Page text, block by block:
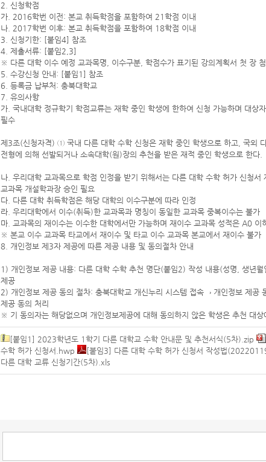
2. 신청학점
가. 2016학번 이전: 본교 취득학점을 포함하여 21학점 이내
나. 2017학번 이후: 본교 취득학점을 포함하여 18학점 이내
3. 신청기한: [붙임4] 참조
4. 제출서류: [붙임2,3]
※ 다른 대학 이수 예정 교과목명, 이수구분, 학점수가 표기된 강의계획서 첫 장
5. 수강신청 안내: [붙임1] 참조
6. 등록금 납부처: 충북대학교
7. 유의사항
가. 국내대학 정규학기 학점교류는 재학 중인 학생에 한하여 신청 가능하며 대상
필수
제3조(신청자격) ① 국내 다른 대학 수학 신청은 재학 중인 학생으로 하고, 국외
전형에 의해 선발되거나 소속대학(원)장의 추천을 받은 재적 중인 학생으로 한다.
나. 우리대학 교과목으로 학점 인정을 받기 위해서는 다른 대학 수학 허가 신청서
교과목 개설학과장 승인 필요
다. 다른 대학 취득학점은 해당 대학의 이수구분에 따라 인정
라. 우리대학에서 이수(취득)한 교과목과 명칭이 동일한 교과목 중복이수는 불가
마. 교과목의 재이수는 이수한 대학에서만 가능하며 재이수 교과목 성적은 A0 이
※ 본교 이수 교과목 타교에서 재이수 및 타교 이수 교과목 본교에서 재이수 불가
8. 개인정보 제3자 제공에 따른 제공 내용 및 동의절차 안내
1) 개인정보 제공 내용: 다른 대학 수학 추천 명단(붙임2) 작성 내용(성명, 생년월
제공
2) 개인정보 제공 동의 절차: 충북대학교 개신누리 시스템 접속→ 개인정보 제공
제공 동의 처리
※ 기 동의자는 해당없으며 개인정보제공에 대해 동의하지 않은 학생은 추천 대상
[붙임1] 2023학년도 1학기 다른 대학교 수학 안내문 및 추천서식(5차).zip
수학 허가 신청서.hwp
[붙임3] 다른 대학 수학 허가 신청서 작성법
다른 대학 교류 신청기간(5차).xls